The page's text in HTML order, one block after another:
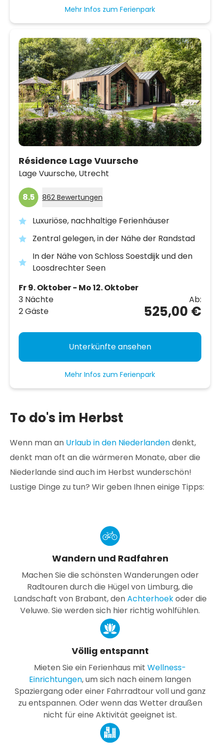
Mehr Infos zum Ferienpark
Résidence Lage Vuursche
Lage Vuursche, Utrecht
8.5 862 Bewertungen
Luxuriöse, nachhaltige Ferienhäuser
Zentral gelegen, in der Nähe der Randstad
In der Nähe von Schloss Soestdijk und den
Loosdrechter Seen
Fr 9. Oktober - Mo 12. Oktober
3 Nächte
2 Gäste
Ab:
525,00 €
Unterkünfte ansehen
Mehr Infos zum Ferienpark
To do's im Herbst
Wenn man an Urlaub in den Niederlandendenkt,
denkt man oft an die wärmeren Monate, aber die
Niederlande sind auch im Herbst wunderschön!
Lustige Dinge zu tun? Wir geben Ihnen einige Tipps:
Wandern und Radfahren
Machen Sie die schönsten Wanderungen oder
Radtouren durch die Hügel von Limburg, die
Landschaft von Brabant, denAchterhoekoder die
Veluwe. Sie werden sich hier richtig wohlfühlen.
Völlig entspannt
Mieten Sie ein Ferienhaus mit Wellness-
Einrichtungen, um sich nach einem langen
Spaziergang oder einer Fahrradtour voll und ganz
zu entspannen. Oder wenn das Wetter draußen
nicht für eine Aktivität geeignet ist.